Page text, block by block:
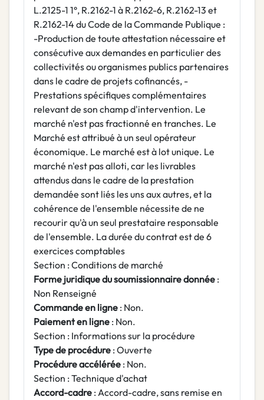
L.2125-1 1°, R.2162-1 à R.2162-6, R.2162-13 et
R.2162-14 du Code de la Commande Publique :
-Production de toute attestation nécessaire et
consécutive aux demandes en particulier des
collectivités ou organismes publics partenaires
dans le cadre de projets cofinancés, -
Prestations spécifiques complémentaires
relevant de son champ d'intervention. Le
marché n'est pas fractionné en tranches. Le
Marché est attribué à un seul opérateur
économique. Le marché est à lot unique. Le
marché n'est pas alloti, car les livrables
attendus dans le cadre de la prestation
demandée sont liés les uns aux autres, et la
cohérence de l'ensemble nécessite de ne
recourir qu'à un seul prestataire responsable
de l'ensemble. La durée du contrat est de 6
exercices comptables
Section : Conditions de marché
Forme juridique du soumissionnaire donnée :
Non Renseigné
Commande en ligne : Non.
Paiement en ligne : Non.
Section : Informations sur la procédure
Type de procédure : Ouverte
Procédure accélérée : Non.
Section : Technique d'achat
Accord-cadre : Accord-cadre, sans remise en